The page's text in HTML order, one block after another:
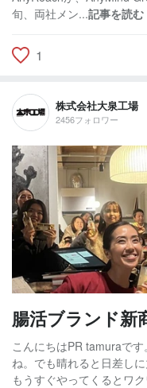
旬、両社メン...記事を読む
1
株式会社大泉工場
2456フォロワー
腸活ブランド新
こんにちはPR tamuraで
ね。でも晴れると日差し
もうすぐやってくるとワ